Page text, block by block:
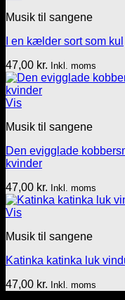
Musik til sangene
I en kælder sort som kul
47,00 kr. Inkl. moms
Vis
Musik til sangene
Den evigglade
kvinder
47,00 kr. Inkl. moms
Vis
Musik til sangene
Katinka katinka luk
47,00 kr. Inkl. moms